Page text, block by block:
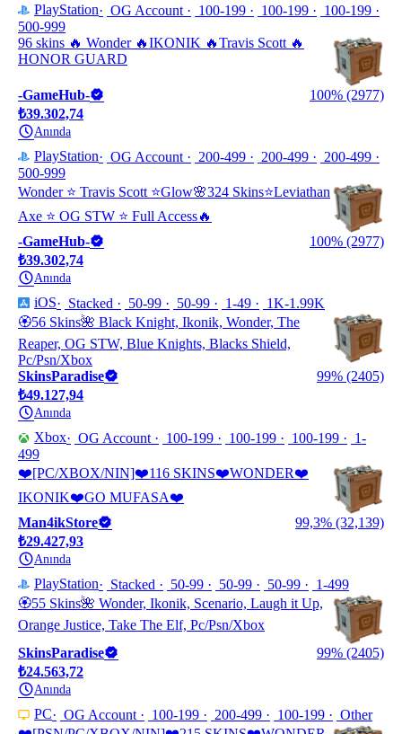
PlayStation OG Account 100-199 100-199
100-199
500-999
96 skins 🔥 Wonder 🔥IKONIK 🔥Travis Scott 🔥
HONOR GUARD
-GameHub-
100% (2977)
₺39.302,74
Anında
PlayStation OG Account 200-499 200-499
200-499
500-999
Wonder ⭐ Travis Scott ⭐️Glow🌸324 Skins⭐️Leviathan
Axe ⭐️ OG STW ⭐️ Full Access🔥
-GameHub-
100% (2977)
₺39.302,74
Anında
iOS Stacked 50-99 50-99 1-49
1K-1.99K
🏵️56 Skins🌺 Black Knight, Ikonik, Wonder, The
Reaper, OG STW, Blue Knights, Blacks Shield,
Pc/Psn/Xbox
SkinsParadise
99% (2405)
₺49.127,94
Anında
Xbox OG Account 100-199 100-199 100-199
1-
499
❤️[PC/XBOX/NIN]❤️116 SKINS❤️WONDER❤️
IKONIK❤️GO MUFASA❤️
Man4ikStore
99,3% (32,139)
₺29.427,93
Anında
PlayStation Stacked 50-99 50-99 50-99
1-499
🏵️55 Skins🌺 Wonder, Ikonik, Scenario, Laugh it Up,
Orange Justice, Take The Elf, Pc/Psn/Xbox
SkinsParadise
99% (2405)
₺24.563,72
Anında
PC OG Account 100-199 200-499 100-199
Other